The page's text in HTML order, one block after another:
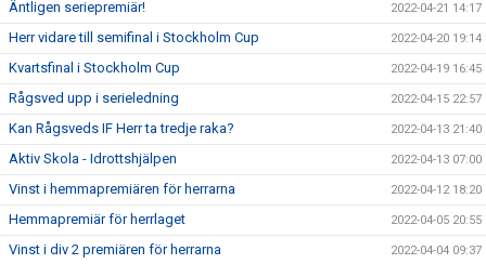
Äntligen seriepremiär! 2022-04-21 14:17
Herr vidare till semifinal i Stockholm Cup 2022-04-20 19:14
Kvartsfinal i Stockholm Cup 2022-04-19 16:45
Rågsved upp i serieledning 2022-04-15 22:57
Kan Rågsveds IF Herr ta tredje raka? 2022-04-13 21:40
Aktiv Skola - Idrottshjälpen 2022-04-13 07:00
Vinst i hemmapremiären för herrarna 2022-04-12 18:20
Hemmapremiär för herrlaget 2022-04-05 20:55
Vinst i div 2 premiären för herrarna 2022-04-04 09:37